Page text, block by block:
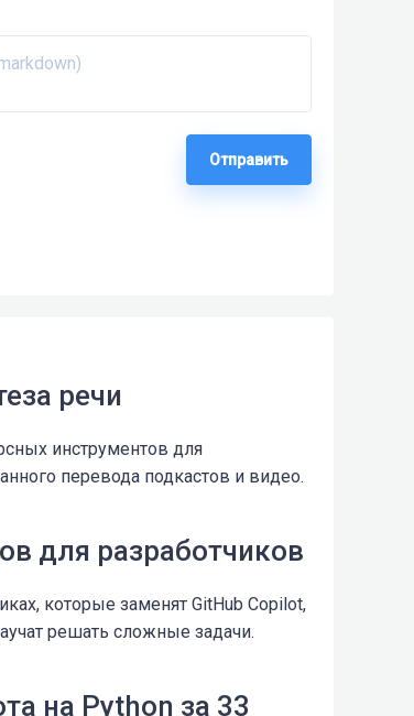
Отправить
речи
инструментов для
перевода подкастов и видео.
для разработчиков
которые заменят GitHub Copilot,
решать сложные задачи.
на Python за 33